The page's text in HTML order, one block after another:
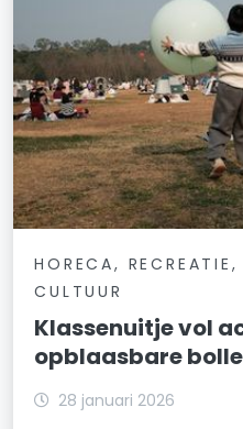
HORECA, RECREATIE,
CULTUUR
Klassenuitje vol
opblaasbare
28 januari 2026